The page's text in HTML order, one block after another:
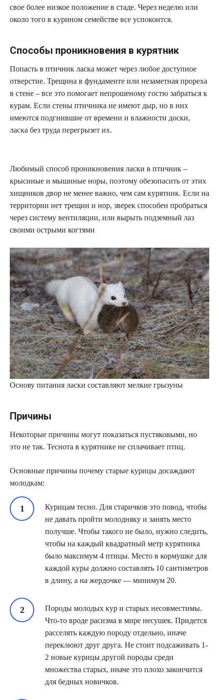
свое более низкое положение в стаде. Через неделю или
около того в курином семействе все успокоится.
Способы проникновения в курятник
Попасть в птичник ласка может через любое доступное
отверстие. Трещина в фундаменте или незаметная прореха
в стене – все это помогает непрошеному гостю забраться к
курам. Если стены птичника не имеют дыр, но в них
имеются подгнившие от времени и влажности доски,
ласка без труда перегрызет их.
Любимый способ проникновения ласки в птичник –
крысиные и мышиные норы, поэтому обезопасить от этих
хищников двор не менее важно, чем сам курятник. Если на
территории нет трещин и нор, зверек способен пробраться
через систему вентиляции, или вырыть подземный лаз
своими острыми когтями
Основу питания ласки составляют мелкие грызуны
Причины
Некоторые причины могут показаться пустяковыми, но
это не так. Теснота в курятнике не сплачивает птиц.
Основные причины почему старые курицы досаждают
молодкам:
Курицам тесно. Для старичков это повод, чтобы
не давать пройти молодняку и занять место
получше. Чтобы такого не было, нужно следить,
чтобы на каждый квадратный метр курятника
было максимум 4 птицы. Место в кормушке для
каждой куры должно составлять 10 сантиметров
в длину, а на жердочке — минимум 20.
Породы молодых кур и старых несовместимы.
Что-то вроде расизма в мире несушек. Придется
расселять каждую породу отдельно, иначе
переклюют друг друга. Не стоит подсаживать 1-
2 новые курицы другой породы среди
множества старых, иначе это плохо закончится
для бедных новичков.